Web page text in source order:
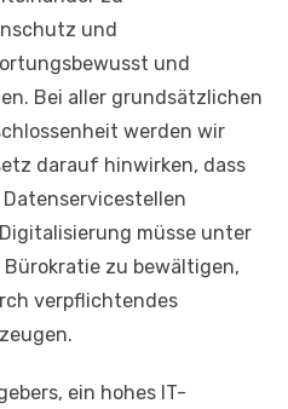
und
und
Bei aller grundsätzlichen
werden wir
darauf hinwirken, dass
müsse unter
zu bewältigen,
verpflichtendes
ein hohes IT-